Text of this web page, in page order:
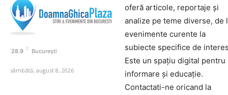
28.9 C București
sâmbătă, august 8, 2026
oferă articole, reportaje și
analize pe teme diverse, de
evenimente curente la
subiecte specifice de
Este un spațiu digital pentru
informare și educație.
Contactati-ne oricand la